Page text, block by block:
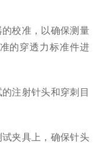
校准，以确保测量
的穿透力标准件进
注射针头和穿刺目
夹具上，确保针头